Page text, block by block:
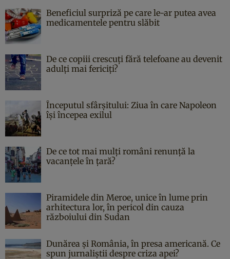
Beneficiul surpriză pe care le-ar putea avea
medicamentele pentru slăbit
De ce copiii crescuți fără telefoane au devenit
adulți mai fericiți?
Începutul sfârşitului: Ziua în care Napoleon
îşi începea exilul
De ce tot mai mulți români renunță la
vacanțele în țară?
Piramidele din Meroe, unice în lume prin
arhitectura lor, în pericol din cauza
războiului din Sudan
Dunărea și România, în presa americană. Ce
spun jurnaliștii despre criza apei?